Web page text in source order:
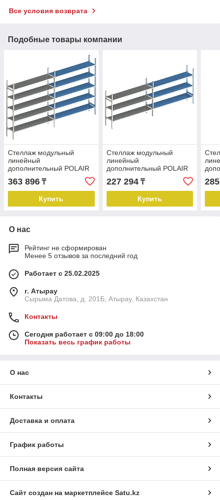
Все условия возврата
Подобные товары компании
Стеллаж модульный
линейный
дополнительный POLAIR
LOAD.ME INOX
21AL.5IN40.11Е
363 896 ₸
Купить
Стеллаж модульный
линейный
дополнительный POLAIR
LOAD.ME INOX
16AL.3IN40.11Е
227 294₸
Купить
О нас
Рейтинг не сформирован
Менее 5 отзывов за последний год
Работает с 25.02.2025
г. Атырау
Сырыма Датова, д. 201Б, Атырау, Казахстан
Контакты
Сегодня работает с 09:00 до 18:00
Показать весь график работы
О нас
Контакты
Доставка и оплата
График работы
Полная версия сайта
Сайт создан на маркетплейсе Satu.kz